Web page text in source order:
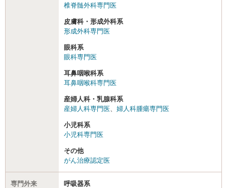
椎脊髄外科専門医
皮膚科・形成外科系
形成外科専門医
眼科系
眼科専門医
耳鼻咽喉科系
耳鼻咽喉科専門医
産婦人科・乳腺科系
産婦人科専門医
婦人科腫瘍専門医
小児科系
小児科専門医
その他
がん治療認定医
専門外来
呼吸器系